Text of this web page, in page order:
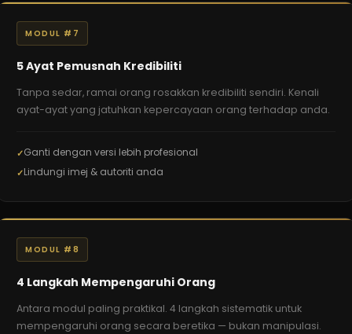
MODUL #7
5 Ayat Pemusnah Kredibiliti
Tanpa sedar, ramai orang rosakkan kredibiliti sendiri. Kenali
ayat-ayat yang jatuhkan kepercayaan orang terhadap anda.
Ganti dengan versi lebih profesional
Lindungi imej & autoriti anda
MODUL #8
4 Langkah Mempengaruhi Orang
Antara modul paling praktikal. 4 langkah sistematik untuk
mempengaruhi orang secara beretika — bukan manipulasi.